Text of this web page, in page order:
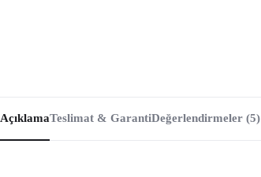
AçıklamaTeslimat & GarantiDeğerlendirmeler (5)